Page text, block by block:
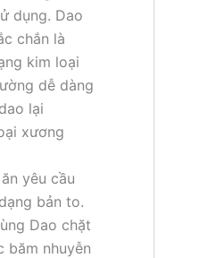
dụng. Dao
chắn là
kim loại
dễ dàng
lại
xương
yêu cầu
bản to.
Dao chặt
băm nhuyễn